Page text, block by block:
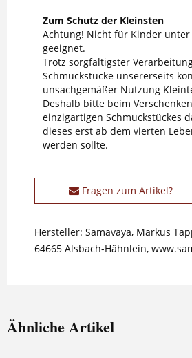
Zum Schutz der Kleinsten
Achtung! Nicht für Kinder unter
geeignet.
Trotz sorgfältigster
Schmuckstücke unsererseits
unsachgemäßer Nutzung
Deshalb bitte beim
einzigartigen Schmuckstückes
dieses erst ab dem vierten
werden sollte.
Fragen zum Artikel?
Hersteller: Samavaya, Markus
64665 Alsbach-Hähnlein,
Ähnliche Artikel